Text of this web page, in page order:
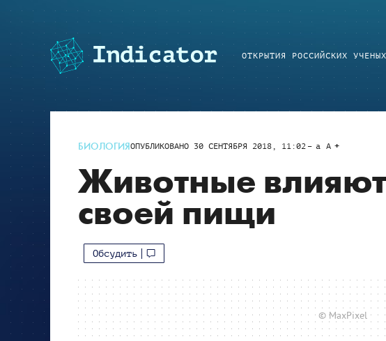
ОТКРЫТИЯ РОССИЙСКИХ УЧЕНЫХ
БИОЛОГИЯОПУБЛИКОВАНО 30 СЕНТЯБРЯ 2018, 11:02 a A
Животные
своей пищи
Обсудить
© MaxPixel